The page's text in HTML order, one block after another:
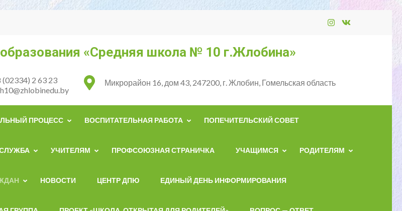
«Средняя школа № 10 г.Жлобина»
Микрорайон 16, дом 43, 247200, г. Жлобин, Гомельская область
(02334) 2 63 23
ПРОЦЕСС ВОСПИТАТЕЛЬНАЯ РАБОТА ПОПЕЧИТЕЛЬСКИЙ СОВЕТ
УЧИТЕЛЯМ ПРОФСОЮЗНАЯ СТРАНИЧКА УЧАЩИМСЯ РОДИТЕЛЯМ
НОВОСТИ ЦЕНТР ДПЮ ЕДИНЫЙ ДЕНЬ ИНФОРМИРОВАНИЯ